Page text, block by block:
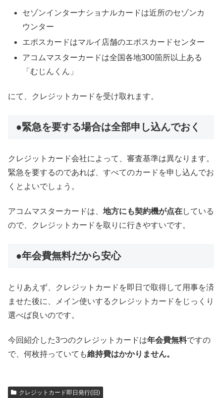
セゾンインターナショナルカードは近所のセゾンカ
ウンター
エポスカードはマルイ店舗のエポスカードセンター
アコムマスターカードは全国各地300箇所以上ある
「むじんくん」
にて、クレジットカードを受け取れます。
●緊急を要する場合は全部申し込んでおく
クレジットカード会社によって、審査基準は異なります。
緊急を要するのであれば、すべてのカードを申し込んでお
くとよいでしょう。
アコムマスターカードは、 地方にも契約機が点在している
ので、クレジットカードを取りに行きやすいです。
●年会費無料だから安心
とりあえず、クレジットカードを即日で取得して用事を済
ませた後に、メイン使いするクレジットカードをじっくり
選べば良いのです。
今回紹介した3つのクレジットカードは年会費無料ですの
で、何枚持っていても維持費はかかりません。
クレジットカード即日発行(旧)